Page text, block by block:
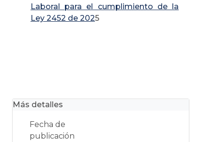
Laboral para el cumplimiento de la
Ley 2452 de 2025
Más detalles
Fecha de
publicación